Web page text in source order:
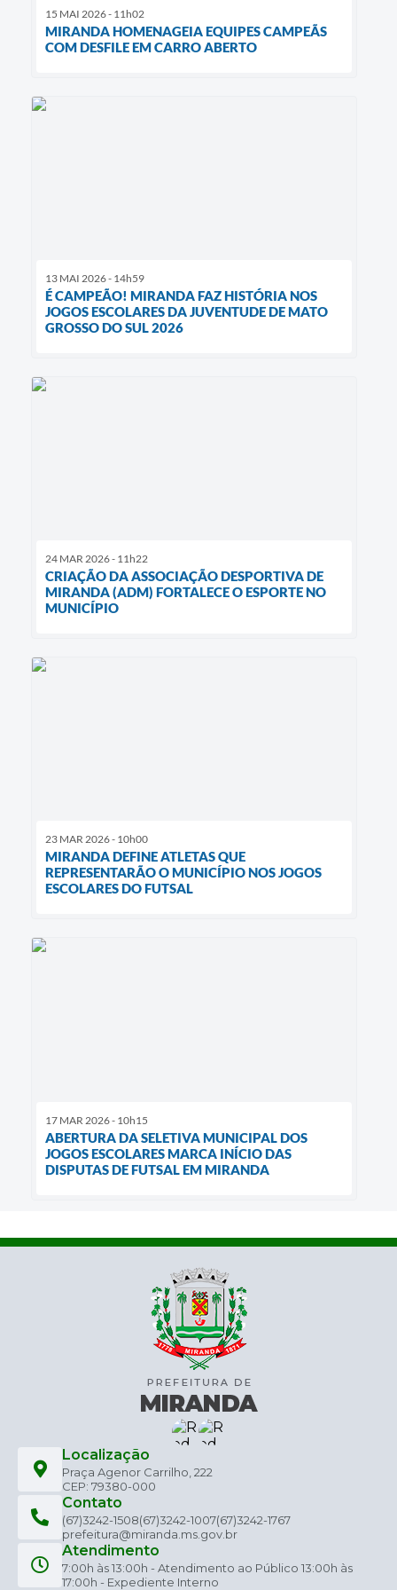
15 MAI 2026 - 11h02
MIRANDA HOMENAGEIA EQUIPES CAMPEÃS
COM DESFILE EM CARRO ABERTO
13 MAI 2026 - 14h59
É CAMPEÃO! MIRANDA FAZ HISTÓRIA NOS
JOGOS ESCOLARES DA JUVENTUDE DE MATO
GROSSO DO SUL 2026
24 MAR 2026 - 11h22
CRIAÇÃO DA ASSOCIAÇÃO DESPORTIVA DE
MIRANDA (ADM) FORTALECE O ESPORTE NO
MUNICÍPIO
23 MAR 2026 - 10h00
MIRANDA DEFINE ATLETAS QUE
REPRESENTARÃO O MUNICÍPIO NOS JOGOS
ESCOLARES DO FUTSAL
17 MAR 2026 - 10h15
ABERTURA DA SELETIVA MUNICIPAL DOS
JOGOS ESCOLARES MARCA INÍCIO DAS
DISPUTAS DE FUTSAL EM MIRANDA
Localização
Praça Agenor Carrilho, 222
CEP: 79380-000
Contato
(67)3242-1508(67)3242-1007(67)3242-1767
prefeitura@miranda.ms.gov.br
Atendimento
7:00h às 13:00h - Atendimento ao Público 13:00h às
17:00h - Expediente Interno